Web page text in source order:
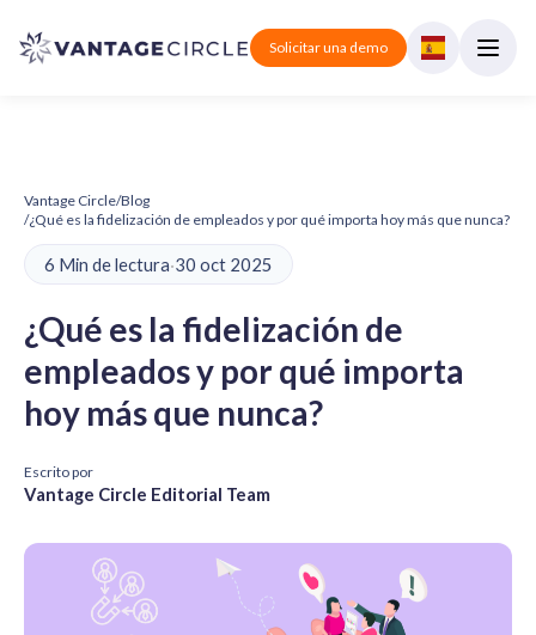
Solicitar una demo
Vantage Circle/Blog
/¿Qué es la fidelización de empleados y por qué importa hoy más que nunca?
6 Min de lectura·30 oct 2025
¿Qué es la fidelización de
empleados y por qué importa
hoy más que nunca?
Escrito por
Vantage Circle Editorial Team